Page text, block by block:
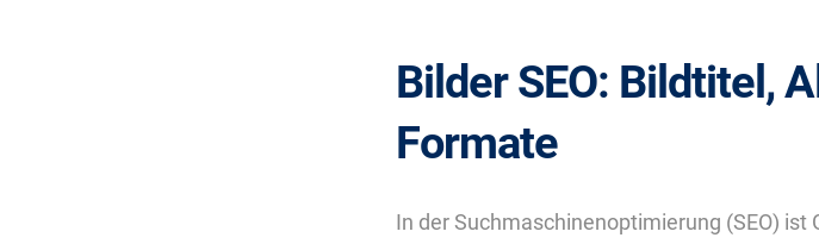
Bilder SEO: Bildtitel,
Formate
In der Suchmaschinenoptimierung (SEO) ist